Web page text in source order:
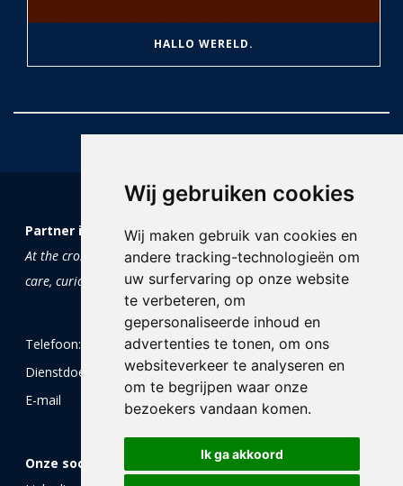
Wij gebruiken cookies
Wij maken gebruik van cookies en
andere tracking-technologieën om
uw surfervaring op onze website
te verbeteren, om
gepersonaliseerde inhoud en
advertenties te tonen, om ons
websiteverkeer te analyseren en
om te begrijpen waar onze
bezoekers vandaan komen.
Ik ga akkoord
HALLO WERELD.
Partner in Trials and Research
At the crossroads of science and soul:
care, curiosity and clinical research
Telefoon:
+31 (0)85 0604 605
Dienstdoende arts:
+31 (0)85 0604 605
E-mail
info@ptr.nu
Onze socials